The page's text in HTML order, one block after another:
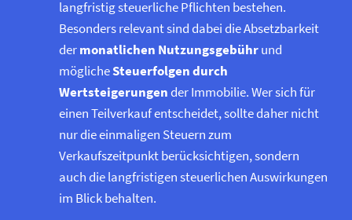
langfristig steuerliche Pflichten bestehen.
Besonders relevant sind dabei die Absetzbarkeit
dermonatlichen Nutzungsgebührund
möglicheSteuerfolgen durch
Wertsteigerungender Immobilie. Wer sich für
einen Teilverkauf entscheidet, sollte daher nicht
nur die einmaligen Steuern zum
Verkaufszeitpunkt berücksichtigen, sondern
auch die langfristigen steuerlichen Auswirkungen
im Blick behalten.